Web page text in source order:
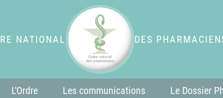
NATIONAL DES
L'Ordre Les communications Le Dossier